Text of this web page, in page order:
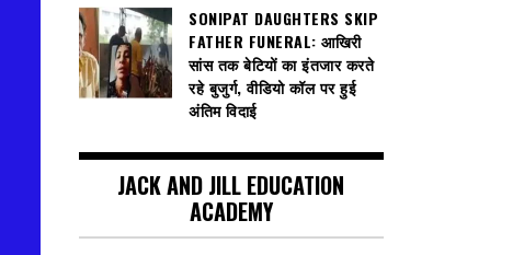
SONIPAT DAUGHTERS SKIP
FATHER FUNERAL: आखिरी
सांस तक बेटियों का इंतजार करते
रहे बुजुर्ग, वीडियो कॉल पर हुई
अंतिम विदाई
JACK AND JILL EDUCATION
ACADEMY